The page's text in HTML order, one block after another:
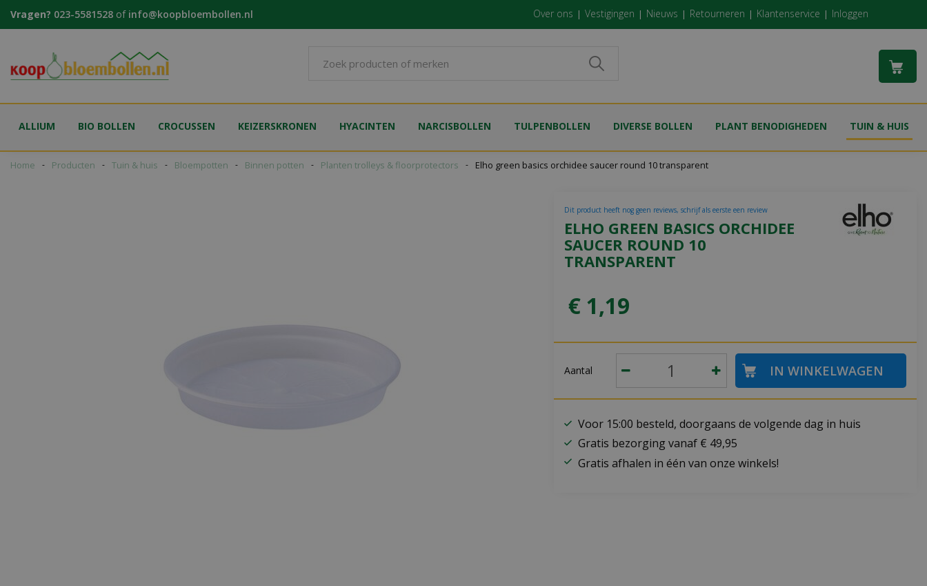
naar
Home Producten Tuin & huis Bloempotten Binnen potten Planten trolleys & floorprotectors Elho green basics orchidee saucer round 10 transparent
Vragen? 023-5581528 of info@koopbloembollen.nl Over ons Vestigingen Nieuws Retourneren Klantenservice Inloggen
ALLIUM BIO BOLLEN CROCUSSEN KEIZERSKRONEN HYACINTEN NARCISBOLLEN TULPENBOLLEN DIVERSE BOLLEN PLANT BENODIGHEDEN TUIN & HUIS
ELHO GREEN BASICS ORCHIDEE
SAUCER ROUND 10
TRANSPARENT
Dit product heeft nog geen reviews, schrijf als eerste een review
€ 1,19
Aantal
Voor 15:00 besteld, doorgaans de volgende dag in huis
Gratis bezorging vanaf € 49,95
Gratis afhalen in één van onze winkels!